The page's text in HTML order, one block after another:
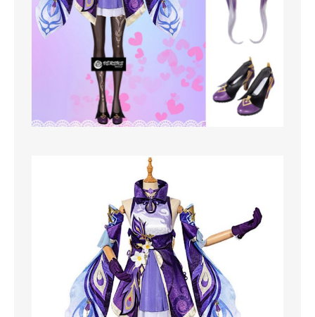
PIGIAMI
SCUOLA
TUTE E FELPE
PANTALONI